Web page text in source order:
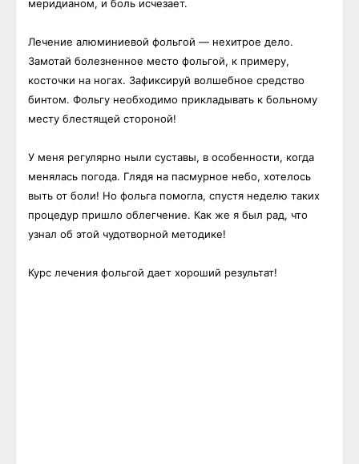
меридианом, и боль исчезает.
Лечение алюминиевой фольгой — нехитрое дело.
Замотай болезненное место фольгой, к примеру,
косточки на ногах. Зафиксируй волшебное средство
бинтом. Фольгу необходимо прикладывать к больному
месту блестящей стороной!
У меня регулярно ныли суставы, в особенности, когда
менялась погода. Глядя на пасмурное небо, хотелось
выть от боли! Но фольга помогла, спустя неделю таких
процедур пришло облегчение. Как же я был рад, что
узнал об этой чудотворной методике!
Курс лечения фольгой дает хороший результат!